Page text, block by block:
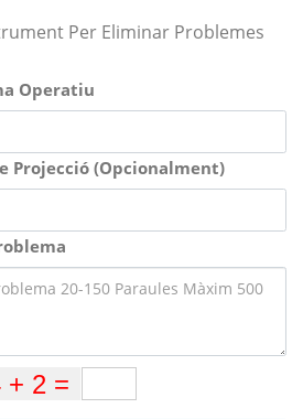
Per Eliminar Problemes
Operatiu
Projecció (Opcionalment)